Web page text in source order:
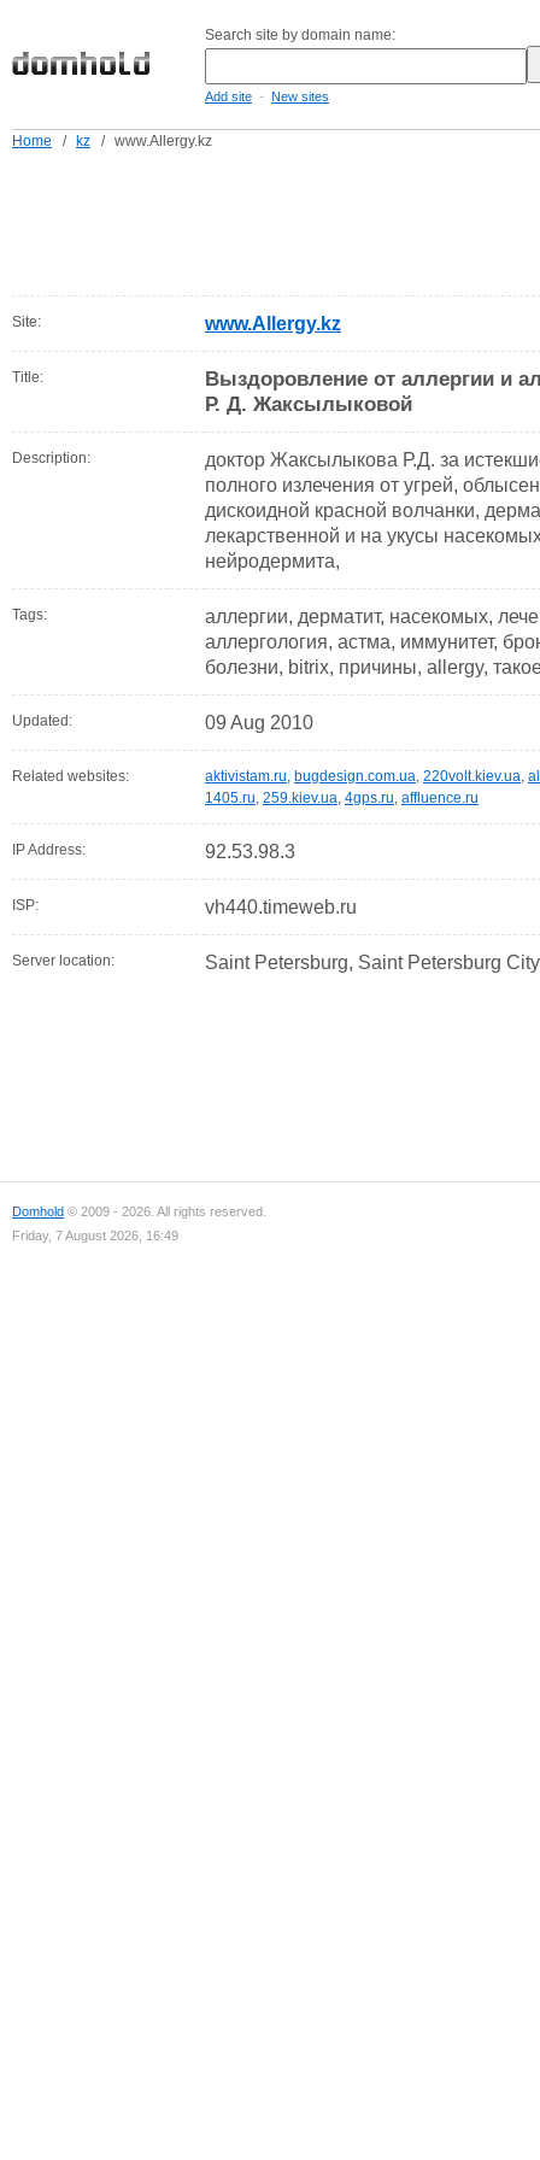
Search site by domain name:
Add site - New sites
Home / kz / www.Allergy.kz
Site: www.Allergy.kz
Title:
Выздоровление от аллергии и
Р. Д. Жаксылыковой
Description:
доктор Жаксылыкова Р.Д. за
полного излечения от угрей,
дискоидной красной волчанки,
лекарственной и на укусы
нейродермита,
Tags:
аллергии, дерматит, насекомых,
аллергология, астма, иммунитет,
болезни, bitrix, причины, allergy,
Updated: 09 Aug 2010
Related websites: aktivistam.ru, bugdesign.com.ua, 220volt.kiev.ua,
1405.ru, 259.kiev.ua, 4gps.ru, affluence.ru
IP Address: 92.53.98.3
ISP: vh440.timeweb.ru
Server location: Saint Petersburg, Saint Petersburg
Domhold © 2009 - 2026. All rights reserved.
Friday, 7 August 2026, 16:49